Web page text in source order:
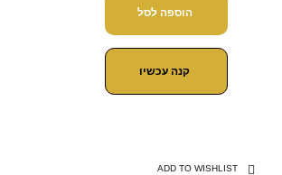
הוספה לסל
קנה עכשיו
ADD TO WISHLIST